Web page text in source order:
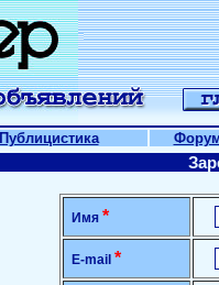
Публицистика
Имя *
E-mail *